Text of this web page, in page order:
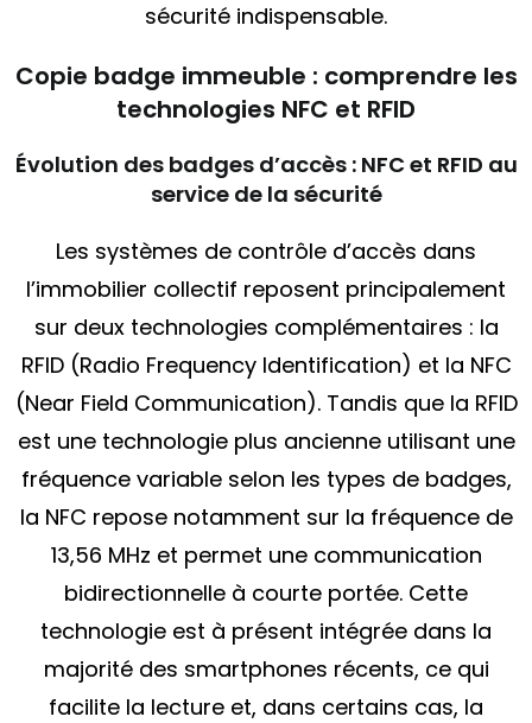
sécurité indispensable.
Copie badge immeuble : comprendre les
technologies NFC et RFID
Évolution des badges d’accès : NFC et RFID au
service de la sécurité
Les systèmes de contrôle d’accès dans
l’immobilier collectif reposent principalement
sur deux technologies complémentaires : la
RFID (Radio Frequency Identification) et la NFC
(Near Field Communication). Tandis que la RFID
est une technologie plus ancienne utilisant une
fréquence variable selon les types de badges,
la NFC repose notamment sur la fréquence de
13,56 MHz et permet une communication
bidirectionnelle à courte portée. Cette
technologie est à présent intégrée dans la
majorité des smartphones récents, ce qui
facilite la lecture et, dans certains cas, la